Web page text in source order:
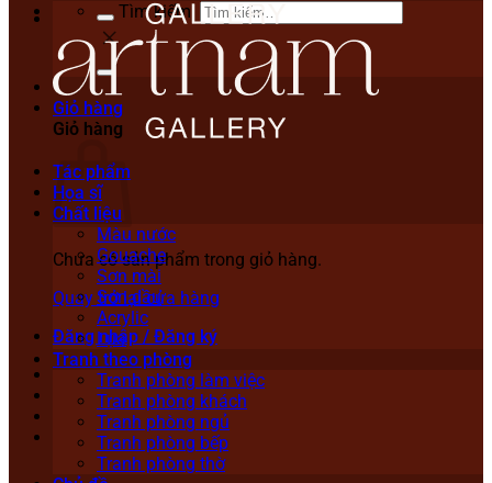
Tìm kiếm:
Giỏ hàng
Giỏ hàng
Chưa có sản phẩm trong giỏ hàng.
Quay trở lại cửa hàng
Đăng nhập / Đăng ký
Tác phẩm
Họa sĩ
Chất liệu
Màu nước
Gouache
Sơn mài
Sơn dầu
Acrylic
Lụa
Tranh theo phòng
Tranh phòng làm việc
Tranh phòng khách
Tranh phòng ngủ
Tranh phòng bếp
Tranh phòng thờ